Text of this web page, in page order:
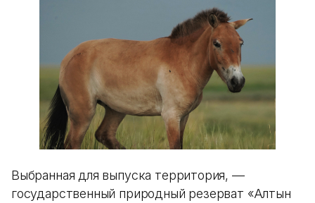
Выбранная для выпуска территория, —
государственный природный резерват «Алтын